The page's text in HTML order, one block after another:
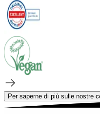
Per saperne di più sulle nostre